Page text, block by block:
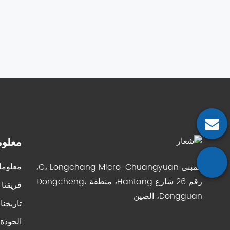
المبنى C، Longchang Micro-Chuangyuan،
رقم 26 شارع Hantang، منطقة Dongcheng،
Dongguan، الصين
فريقنا
تاريخنا